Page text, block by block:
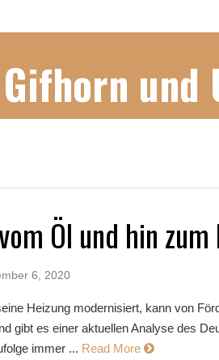
und
Öl und hin zum
6, 2020
Heizung modernisiert, kann von
gibt es einer aktuellen Analyse des
immer ... Read More